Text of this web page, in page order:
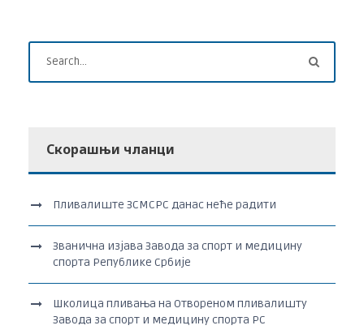
Скорашњи чланци
Пливалиште ЗСМСРС данас неће радити
Званична изјава Завода за спорт и медицину
спорта Републике Србије
Школица пливања на Отвореном пливалишту
Завода за спорт и медицину спорта РС